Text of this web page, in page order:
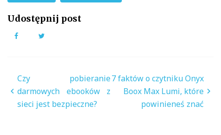
Udostępnij post
Facebook
Nawigacja
wpisu
Czy pobieranie
darmowych ebooków z
sieci jest bezpieczne?
7 faktów o czytniku Onyx
Boox Max Lumi, które
powinieneś znać